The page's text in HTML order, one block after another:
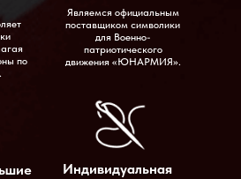
по
Являемся официальным
поставщиком символики
для Военно-
патриотического
движения «ЮНАРМИЯ».
Индивидуальная